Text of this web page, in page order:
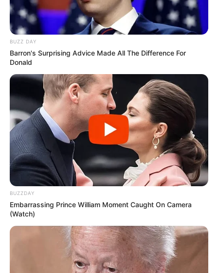
BUZZ DAY
Barron's Surprising Advice Made All The Difference For
Donald
BUZZDAY
Embarrassing Prince William Moment Caught On Camera
(Watch)